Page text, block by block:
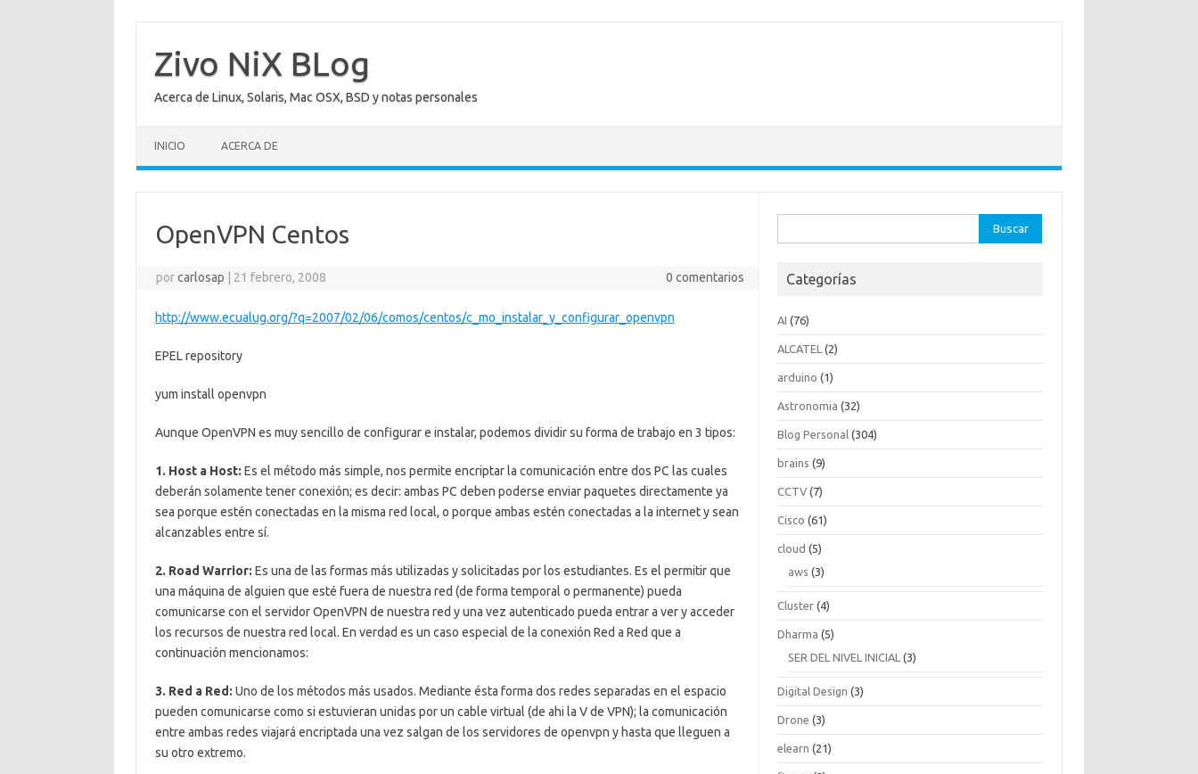
contenido
Zivo NiX BLog
Acerca de Linux, Solaris, Mac OSX, BSD y notas personales
INICIO ACERCA DE
OpenVPN Centos
porcarlosap 21 febrero, 2008 0 comentarios
http://www.ecualug.org/?q=2007/02/06/comos/centos/c_mo_instalar_y_configurar_openvpn
EPEL repository
yum install openvpn
Aunque OpenVPN es muy sencillo de configurar e instalar, podemos dividir su forma de trabajo en 3 tipos:
1. Host a Host: Es el método más simple, nos permite encriptar la comunicación entre dos PC las cuales
deberán solamente tener conexión; es decir: ambas PC deben poderse enviar paquetes directamente ya
sea porque estén conectadas en la misma red local, o porque ambas estén conectadas a la internet y sean
alcanzables entre sí.
2. Road Warrior: Es una de las formas más utilizadas y solicitadas por los estudiantes. Es el permitir que
una máquina de alguien que esté fuera de nuestra red (de forma temporal o permanente) pueda
comunicarse con el servidor OpenVPN de nuestra red y una vez autenticado pueda entrar a ver y acceder
los recursos de nuestra red local. En verdad es un caso especial de la conexión Red a Red que a
continuación mencionamos:
3. Red a Red: Uno de los métodos más usados. Mediante ésta forma dos redes separadas en el espacio
pueden comunicarse como si estuvieran unidas por un cable virtual (de ahi la V de VPN); la comunicación
entre ambas redes viajará encriptada una vez salgan de los servidores de openvpn y hasta que lleguen a
su otro extremo.
Categorías
AI (76)
ALCATEL (2)
arduino (1)
Astronomia (32)
Blog Personal (304)
brains (9)
CCTV (7)
Cisco (61)
cloud (5)
aws (3)
Cluster (4)
Dharma (5)
SER DEL NIVEL INICIAL (3)
Digital Design (3)
Drone (3)
elearn (21)